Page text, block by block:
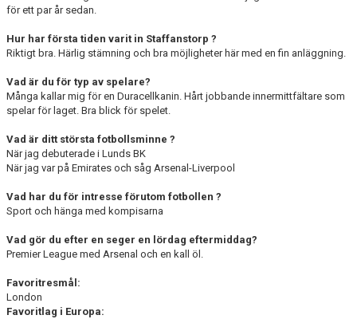
för ett par år sedan.
Hur har första tiden varit in Staffanstorp ?
Riktigt bra. Härlig stämning och bra möjligheter här med en fin anläggning.
Vad är du för typ av spelare?
Många kallar mig för en Duracellkanin. Hårt jobbande innermittfältare som
spelar för laget. Bra blick för spelet.
Vad är ditt största fotbollsminne ?
När jag debuterade i Lunds BK
När jag var på Emirates och såg Arsenal-Liverpool
Vad har du för intresse förutom fotbollen ?
Sport och hänga med kompisarna
Vad gör du efter en seger en lördag eftermiddag?
Premier League med Arsenal och en kall öl.
Favoritresmål:
London
Favoritlag i Europa: